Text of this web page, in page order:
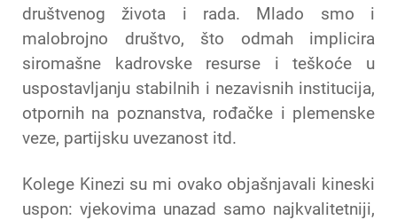
društvenog života i rada. Mlado smo i
malobrojno društvo, što odmah implicira
siromašne kadrovske resurse i teškoće u
uspostavljanju stabilnih i nezavisnih institucija,
otpornih na poznanstva, rođačke i plemenske
veze, partijsku uvezanost itd.
Kolege Kinezi su mi ovako objašnjavali kineski
uspon: vjekovima unazad samo najkvalitetniji,